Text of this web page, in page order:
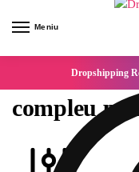
Meniu
Dropshipping
compleu